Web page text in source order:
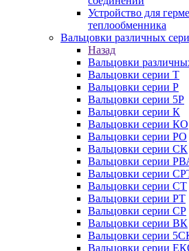
Устройство для
теплообменника
Вальцовки различных
Назад
Вальцовки
Вальцовки серии Т
Вальцовки серии Р
Вальцовки серии 5Р
Вальцовки серии К
Вальцовки серии КО
Вальцовки серии РО
Вальцовки серии СК
Вальцовки серии
Вальцовки серии
Вальцовки серии СТ
Вальцовки серии РТ
Вальцовки серии СР
Вальцовки серии ВК
Вальцовки серии
Вальцовки серии